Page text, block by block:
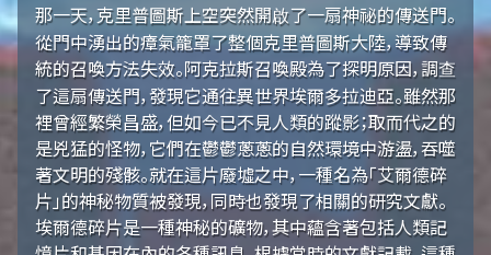
那一天，克里普圖斯上空突然開啟了一扇神祕的傳送門。
從門中湧出的瘴氣籠罩了整個克里普圖斯大陸，導致傳
統的召喚方法失效。阿克拉斯召喚殿為了探明原因，調查
了這扇傳送門，發現它通往異世界埃爾多拉迪亞。雖然那
裡曾經繁榮昌盛，但如今已不見人類的蹤影；取而代之的
是兇猛的怪物，它們在鬱鬱蔥蔥的自然環境中游盪，吞噬
著文明的殘骸。就在這片廢墟之中，一種名為「艾爾德碎
片」的神秘物質被發現，同時也發現了相關的研究文獻。
埃爾德碎片是一種神秘的礦物，其中蘊含著包括人類記